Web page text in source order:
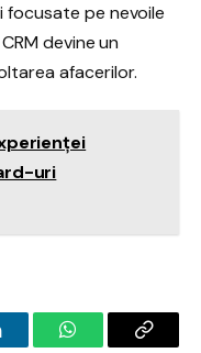
focusate pe nevoile
devine un
afacerilor.
uri
WhatsAppCopy